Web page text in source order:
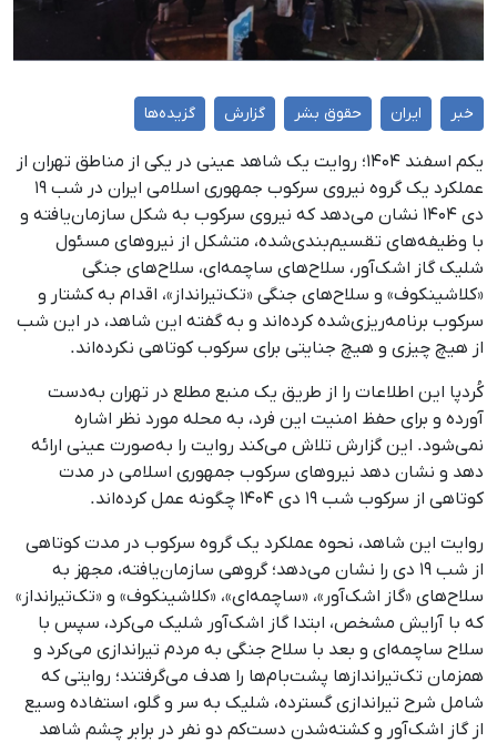
خبر ایران حقوق بشر گزارش گزیده‌ها
یکم اسفند ۱۴۰۴؛ روایت یک شاهد عینی در یکی از مناطق تهران از
عملکرد یک گروه نیروی سرکوب جمهوری اسلامی ایران در شب ۱۹
دی ۱۴۰۴ نشان می‌دهد که نیروی سرکوب به شکل سازمان‌یافته و
با وظیفه‌های تقسیم‌بندی‌شده، متشکل از نیروهای مسئول
شلیک گاز اشک‌آور، سلاح‌های ساچمه‌ای، سلاح‌های جنگی
«کلاشینکوف» و سلاح‌های جنگی «تک‌تیرانداز»، اقدام به کشتار و
سرکوب برنامه‌ریزی‌شده کرده‌اند و به گفته این شاهد، در این شب
از هیچ چیزی و هیچ جنایتی برای سرکوب کوتاهی نکرده‌اند.
کُردپا این اطلاعات را از طریق یک منبع مطلع در تهران به‌دست
آورده و برای حفظ امنیت این فرد، به محله مورد نظر اشاره
نمی‌شود. این گزارش تلاش می‌کند روایت را به‌صورت عینی ارائه
دهد و نشان دهد نیروهای سرکوب جمهوری اسلامی در مدت
کوتاهی از سرکوب شب ۱۹ دی ۱۴۰۴ چگونه عمل کرده‌اند.
روایت این شاهد، نحوه عملکرد یک گروه سرکوب در مدت کوتاهی
از شب ۱۹ دی را نشان می‌دهد؛ گروهی سازمان‌یافته، مجهز به
سلاح‌های «گاز اشک‌آور»، «ساچمه‌ای»، «کلاشینکوف» و «تک‌تیرانداز»
که با آرایش مشخص، ابتدا گاز اشک‌آور شلیک می‌کرد، سپس با
سلاح ساچمه‌ای و بعد با سلاح جنگی به مردم تیراندازی می‌کرد و
همزمان تک‌تیراندازها پشت‌بام‌ها را هدف می‌گرفتند؛ روایتی که
شامل شرح تیراندازی گسترده، شلیک به سر و گلو، استفاده وسیع
از گاز اشک‌آور و کشته‌شدن دست‌کم دو نفر در برابر چشم شاهد